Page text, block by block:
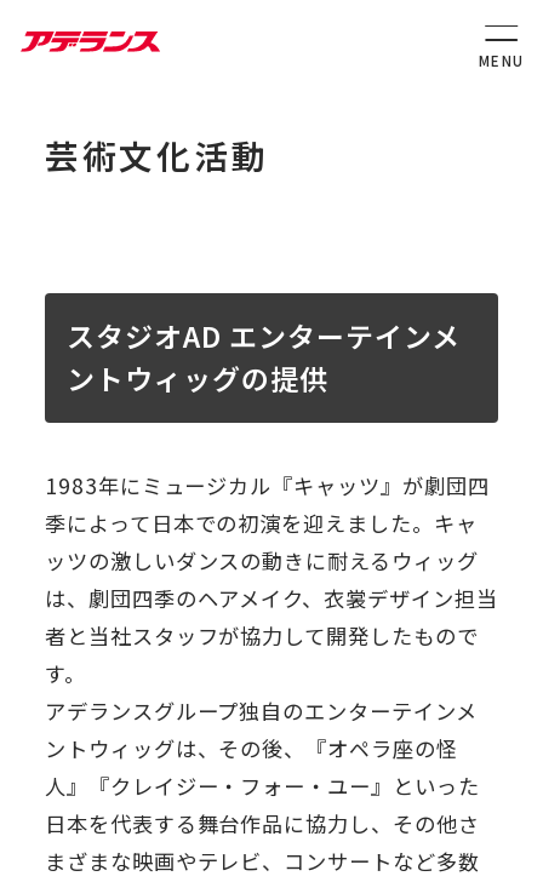
芸術文化活動
スタジオAD エンターテインメ
ントウィッグの提供
1983年にミュージカル『キャッツ』が劇団四
季によって日本での初演を迎えました。キャ
ッツの激しいダンスの動きに耐えるウィッグ
は、劇団四季のヘアメイク、衣裳デザイン担当
者と当社スタッフが協力して開発したもので
す。
アデランスグループ独自のエンターテインメ
ントウィッグは、その後、『オペラ座の怪
人』『クレイジー・フォー・ユー』といった
日本を代表する舞台作品に協力し、その他さ
まざまな映画やテレビ、コンサートなど多数